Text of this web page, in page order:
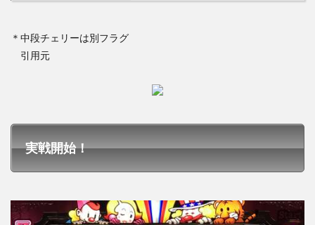
＊中段チェリーは別フラグ
引用元
実戦開始！